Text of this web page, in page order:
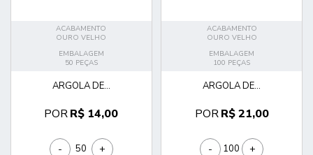
ACABAMENTO
OURO VELHO
EMBALAGEM
50 PEÇAS
ARGOLA DE...
PORR$ 14,00
- +
ACABAMENTO
OURO VELHO
EMBALAGEM
100 PEÇAS
ARGOLA DE...
PORR$ 21,00
- +